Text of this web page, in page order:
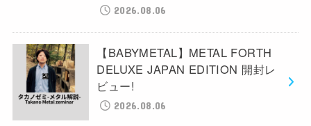
2026.08.06
【BABYMETAL】METAL FORTH
DELUXE JAPAN EDITION 開封レ
ビュー!
2026.08.06